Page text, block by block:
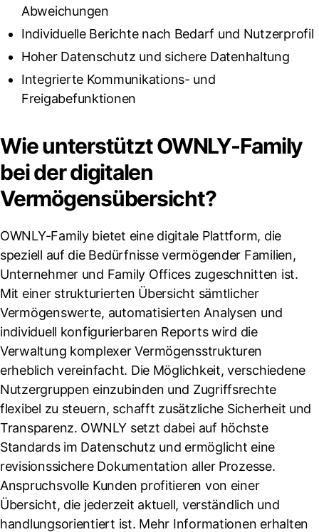
Abweichungen
Individuelle Berichte nach Bedarf und Nutzerprofil
Hoher Datenschutz und sichere Datenhaltung
Integrierte Kommunikations- und
Freigabefunktionen
Wie unterstützt OWNLY-Family
bei der digitalen
Vermögensübersicht?
OWNLY-Family bietet eine digitale Plattform, die
speziell auf die Bedürfnisse vermögender Familien,
Unternehmer und Family Offices zugeschnitten ist.
Mit einer strukturierten Übersicht sämtlicher
Vermögenswerte, automatisierten Analysen und
individuell konfigurierbaren Reports wird die
Verwaltung komplexer Vermögensstrukturen
erheblich vereinfacht. Die Möglichkeit, verschiedene
Nutzergruppen einzubinden und Zugriffsrechte
flexibel zu steuern, schafft zusätzliche Sicherheit und
Transparenz. OWNLY setzt dabei auf höchste
Standards im Datenschutz und ermöglicht eine
revisionssichere Dokumentation aller Prozesse.
Anspruchsvolle Kunden profitieren von einer
Übersicht, die jederzeit aktuell, verständlich und
handlungsorientiert ist. Mehr Informationen erhalten